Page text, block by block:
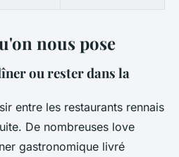
nous pose
ou rester dans la
entre les restaurants rennais
De nombreuses love
gastronomique livré